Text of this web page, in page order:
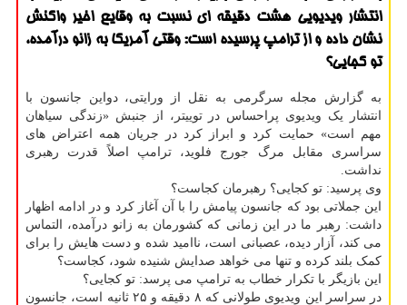
انتشار ویدیویی هشت دقیقه ای نسبت به وقایع اخیر واكنش
نشان داده و از ترامپ پرسیده است: وقتی آمریكا به زانو درآمده،
تو كجایی؟
به گزارش مجله سرگرمی به نقل از ورایتی، دواین جانسون با
انتشار یک ویدیوی پراحساس در توییتر، از جنبش «زندگی سیاهان
مهم است» حمایت کرد و ابراز کرد در جریان همه اعتراض های
سراسری مقابل مرگ جورج فلوید، ترامپ اصلاً قدرت رهبری
نداشت.
وی پرسید: تو کجایی؟ رهبرمان کجاست؟
این جملاتی بود که جانسون پیامش را با آن آغاز کرد و در ادامه اظهار
داشت: رهبر ما در این زمانی که کشورمان به زانو درآمده، التماس
می کند، آزار دیده، عصبانی است، ناامید شده و دست هایش را برای
کمک بلند کرده و تنها می خواهد صدایش شنیده شود، کجاست؟
این بازیگر با تکرار خطاب به ترامپ می پرسد: تو کجایی؟
در سراسر این ویدیوی طولانی که ۸ دقیقه و ۲۵ ثانیه است، جانسون